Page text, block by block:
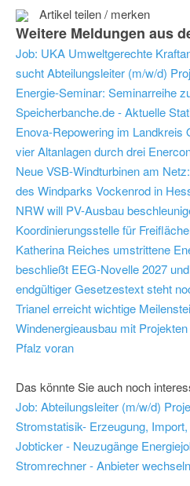
Artikel teilen / merken
Weitere Meldungen aus
Job: UKA Umweltgerechte
sucht Abteilungsleiter (m/w/d)
Speicherbanche.de - Aktuelle
Enova-Repowering im
vier Altanlagen durch drei
Neue VSB-Windturbinen am
des Windparks Vockenrod in
NRW will PV-Ausbau
Koordinierungsstelle für
Katherina Reiches umstrittene
beschließt EEG-Novelle 2027
endgültiger Gesetzestext steht
Trianel erreicht wichtige
Windenergieausbau mit
Pfalz voran
Das könnte Sie auch noch
Stromstatisik- Erzeugung,
Jobticker - Neuzugänge
Stromrechner - Anbieter